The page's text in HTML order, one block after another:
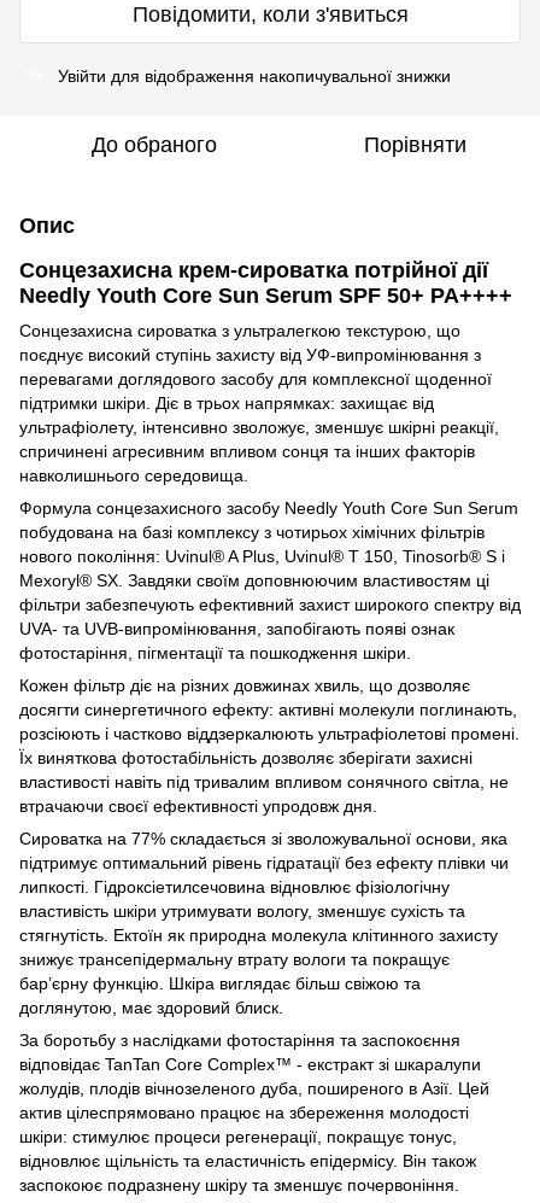
Повідомити, коли з'явиться
Увійти для відображення накопичувальної знижки
До обраного Порівняти
Опис
Сонцезахисна крем-сироватка потрійної дії
Needly Youth Core Sun Serum SPF 50+ PA++++
Сонцезахисна сироватка з ультралегкою текстурою, що
поєднує високий ступінь захисту від УФ-випромінювання з
перевагами доглядового засобу для комплексної щоденної
підтримки шкіри. Діє в трьох напрямках: захищає від
ультрафіолету, інтенсивно зволожує, зменшує шкірні реакції,
спричинені агресивним впливом сонця та інших факторів
навколишнього середовища.
Формула сонцезахисного засобу Needly Youth Core Sun Serum
побудована на базі комплексу з чотирьох хімічних фільтрів
нового покоління: Uvinul® A Plus, Uvinul® T 150, Tinosorb® S і
Mexoryl® SX. Завдяки своїм доповнюючим властивостям ці
фільтри забезпечують ефективний захист широкого спектру від
UVA- та UVB-випромінювання, запобігають появі ознак
фотостаріння, пігментації та пошкодження шкіри.
Кожен фільтр діє на різних довжинах хвиль, що дозволяє
досягти синергетичного ефекту: активні молекули поглинають,
розсіюють і частково віддзеркалюють ультрафіолетові промені.
Їх виняткова фотостабільність дозволяє зберігати захисні
властивості навіть під тривалим впливом сонячного світла, не
втрачаючи своєї ефективності упродовж дня.
Сироватка на 77% складається зі зволожувальної основи, яка
підтримує оптимальний рівень гідратації без ефекту плівки чи
липкості. Гідроксіетилсечовина відновлює фізіологічну
властивість шкіри утримувати вологу, зменшує сухість та
стягнутість. Ектоїн як природна молекула клітинного захисту
знижує трансепідермальну втрату вологи та покращує
бар’єрну функцію. Шкіра виглядає більш свіжою та
доглянутою, має здоровий блиск.
За боротьбу з наслідками фотостаріння та заспокоєння
відповідає TanTan Core Complex™ - екстракт зі шкаралупи
жолудів, плодів вічнозеленого дуба, поширеного в Азії. Цей
актив цілеспрямовано працює на збереження молодості
шкіри: стимулює процеси регенерації, покращує тонус,
відновлює щільність та еластичність епідермісу. Він також
заспокоює подразнену шкіру та зменшує почервоніння.